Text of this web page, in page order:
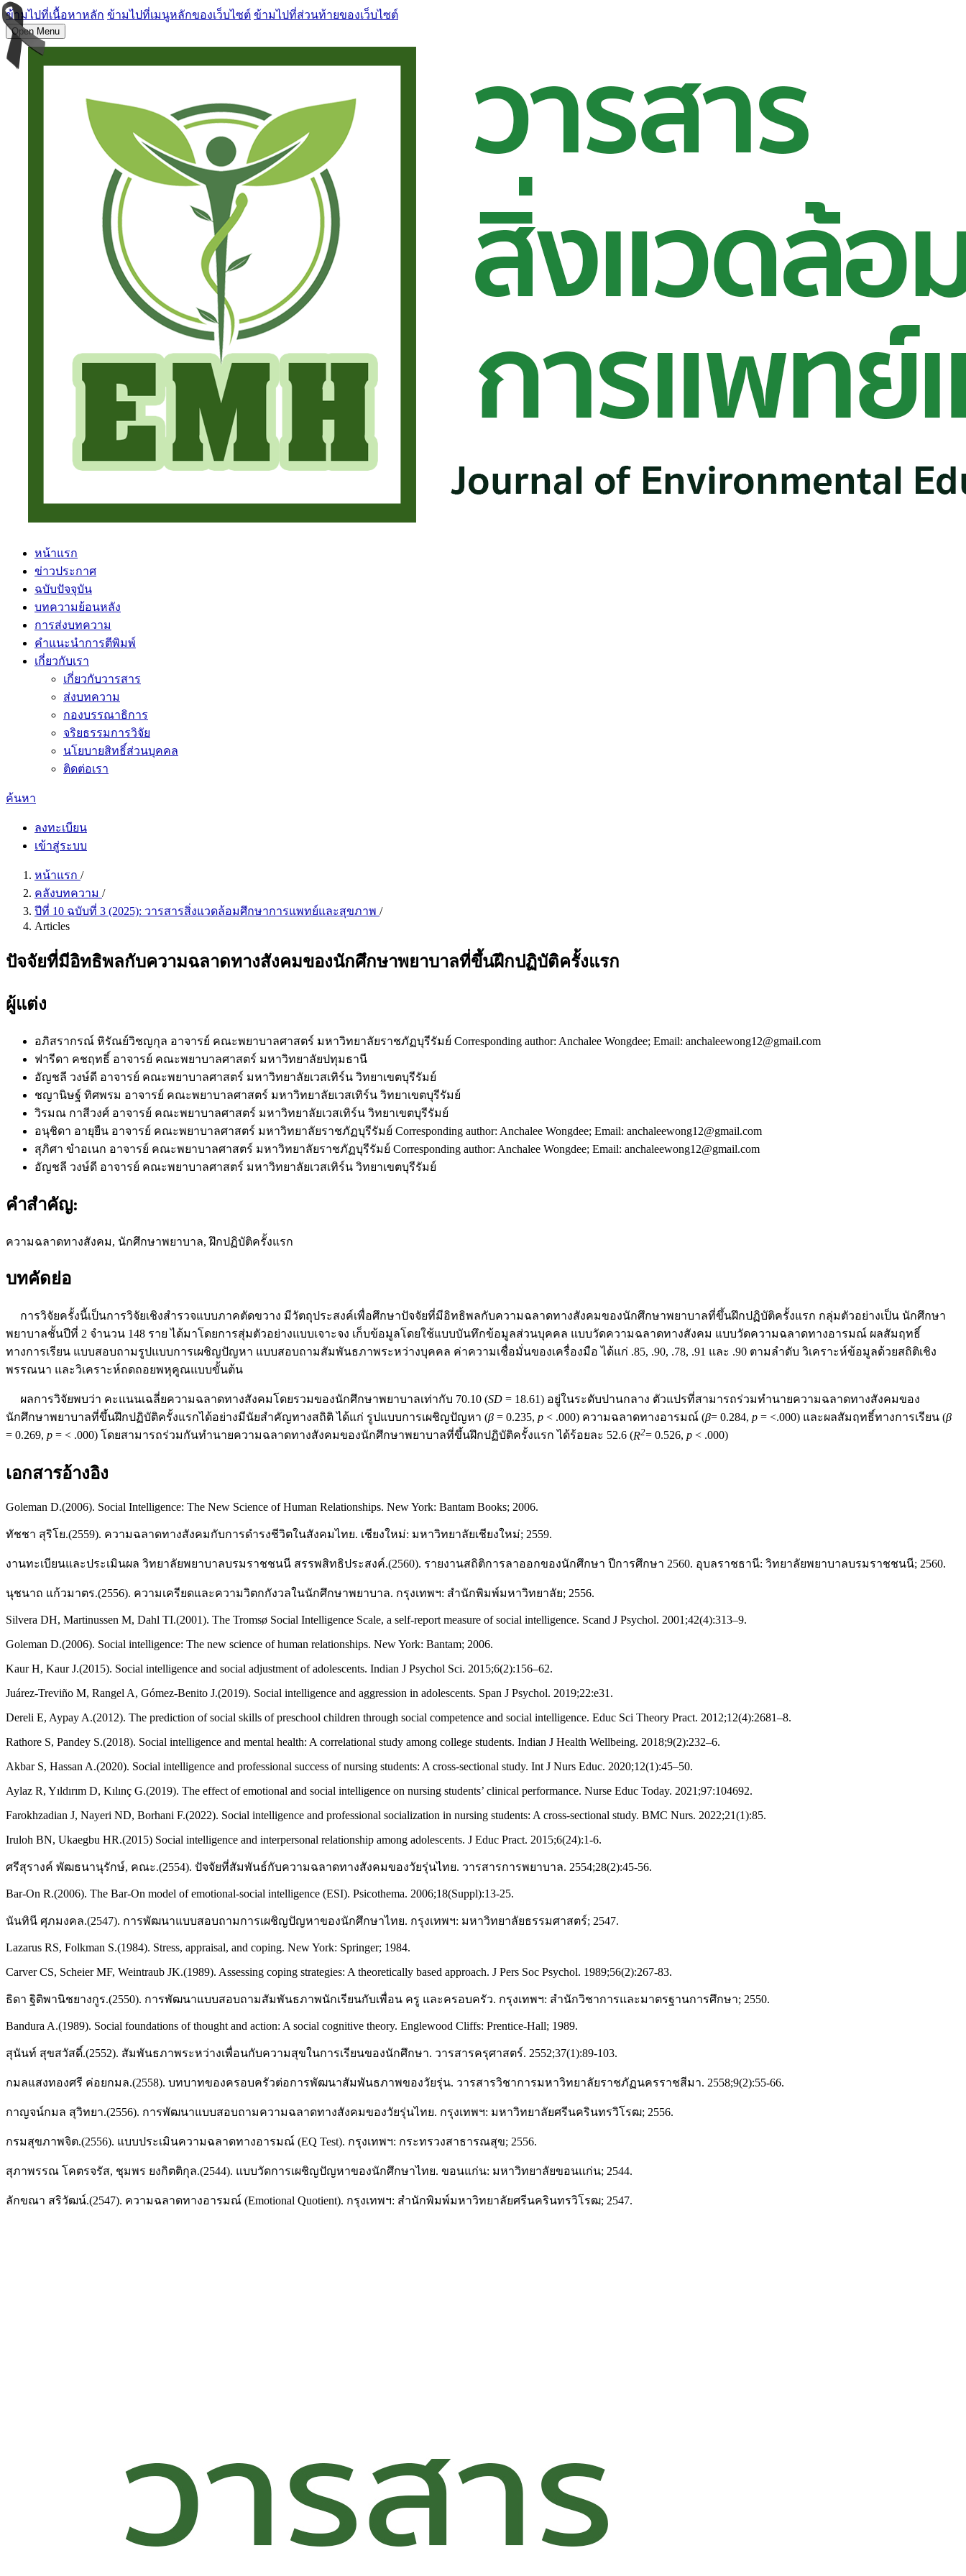
ข้ามไปที่เนื้อหาหลัก ข้ามไปที่เมนูหลักของเว็บไซต์ ข้ามไปที่ส่วนท้ายของเว็บไซต์
Open Menu
หน้าแรก
ข่าวประกาศ
ฉบับปัจจุบัน
บทความย้อนหลัง
การส่งบทความ
คำแนะนำการตีพิมพ์
เกี่ยวกับเรา
เกี่ยวกับวารสาร
ส่งบทความ
กองบรรณาธิการ
จริยธรรมการวิจัย
นโยบายสิทธิ์ส่วนบุคคล
ติดต่อเรา
ค้นหา
ลงทะเบียน
เข้าสู่ระบบ
หน้าแรก /
คลังบทความ /
ปีที่ 10 ฉบับที่ 3 (2025): วารสารสิ่งแวดล้อมศึกษาการแพทย์และสุขภาพ /
Articles
ปัจจัยที่มีอิทธิพลกับความฉลาดทางสังคมของนักศึกษาพยาบาลที่ขึ้นฝึกปฏิบัติครั้งแรก
ผู้แต่ง
อภิสรากรณ์ หิรัณย์วิชญกุล อาจารย์ คณะพยาบาลศาสตร์ มหาวิทยาลัยราชภัฏบุรีรัมย์ Corresponding author: Anchalee Wongdee; Email: anchaleewong12@gmail.com
ฟารีดา คชฤทธิ์ อาจารย์ คณะพยาบาลศาสตร์ มหาวิทยาลัยปทุมธานี
อัญชลี วงษ์ดี อาจารย์ คณะพยาบาลศาสตร์ มหาวิทยาลัยเวสเทิร์น วิทยาเขตบุรีรัมย์
ชญานิษฐ์ ทิศพรม อาจารย์ คณะพยาบาลศาสตร์ มหาวิทยาลัยเวสเทิร์น วิทยาเขตบุรีรัมย์
วิรมณ กาสีวงศ์ อาจารย์ คณะพยาบาลศาสตร์ มหาวิทยาลัยเวสเทิร์น วิทยาเขตบุรีรัมย์
อนุชิดา อายุยืน อาจารย์ คณะพยาบาลศาสตร์ มหาวิทยาลัยราชภัฏบุรีรัมย์ Corresponding author: Anchalee Wongdee; Email: anchaleewong12@gmail.com
สุภิศา ขำอเนก อาจารย์ คณะพยาบาลศาสตร์ มหาวิทยาลัยราชภัฏบุรีรัมย์ Corresponding author: Anchalee Wongdee; Email: anchaleewong12@gmail.com
อัญชลี วงษ์ดี อาจารย์ คณะพยาบาลศาสตร์ มหาวิทยาลัยเวสเทิร์น วิทยาเขตบุรีรัมย์
คำสำคัญ:
ความฉลาดทางสังคม, นักศึกษาพยาบาล, ฝึกปฏิบัติครั้งแรก
บทคัดย่อ
การวิจัยครั้งนี้เป็นการวิจัยเชิงสำรวจแบบภาคตัดขวาง มีวัตถุประสงค์เพื่อศึกษาปัจจัยที่มีอิทธิพลกับความฉลาดทางสังคมของนักศึกษาพยาบาลที่ขึ้นฝึกปฏิบัติครั้งแรก กลุ่มตัวอย่างเป็น นักศึกษา
พยาบาลชั้นปีที่ 2 จํานวน 148 ราย ได้มาโดยการสุ่มตัวอย่างแบบเจาะจง เก็บข้อมูลโดยใช้แบบบันทึกข้อมูลส่วนบุคคล แบบวัดความฉลาดทางสังคม แบบวัดความฉลาดทางอารมณ์ ผลสัมฤทธิ์
ทางการเรียน แบบสอบถามรูปแบบการเผชิญปัญหา แบบสอบถามสัมพันธภาพระหว่างบุคคล ค่าความเชื่อมั่นของเครื่องมือ ได้แก่ .85, .90, .78, .91 และ .90 ตามลําดับ วิเคราะห์ข้อมูลด้วยสถิติเชิง
พรรณนา และวิเคราะห์ถดถอยพหุคูณแบบขั้นต้น
ผลการวิจัยพบว่า คะแนนเฉลี่ยความฉลาดทางสังคมโดยรวมของนักศึกษาพยาบาลเท่ากับ 70.10 (SD = 18.61) อยู่ในระดับปานกลาง ตัวแปรที่สามารถร่วมทำนายความฉลาดทางสังคมของ
นักศึกษาพยาบาลที่ขึ้นฝึกปฏิบัติครั้งแรกได้อย่างมีนัยสำคัญทางสถิติ ได้แก่ รูปแบบการเผชิญปัญหา (β = 0.235, p < .000) ความฉลาดทางอารมณ์ (β= 0.284, p = <.000) และผลสัมฤทธิ์ทางการเรียน (β
= 0.269, p = < .000) โดยสามารถร่วมกันทำนายความฉลาดทางสังคมของนักศึกษาพยาบาลที่ขึ้นฝึกปฏิบัติครั้งแรก ได้ร้อยละ 52.6 (R2= 0.526, p < .000)
เอกสารอ้างอิง
Goleman D.(2006). Social Intelligence: The New Science of Human Relationships. New York: Bantam Books; 2006.
ทัชชา สุริโย.(2559). ความฉลาดทางสังคมกับการดำรงชีวิตในสังคมไทย. เชียงใหม่: มหาวิทยาลัยเชียงใหม่; 2559.
งานทะเบียนและประเมินผล วิทยาลัยพยาบาลบรมราชชนนี สรรพสิทธิประสงค์.(2560). รายงานสถิติการลาออกของนักศึกษา ปีการศึกษา 2560. อุบลราชธานี: วิทยาลัยพยาบาลบรมราชชนนี; 2560.
นุชนาถ แก้วมาตร.(2556). ความเครียดและความวิตกกังวลในนักศึกษาพยาบาล. กรุงเทพฯ: สำนักพิมพ์มหาวิทยาลัย; 2556.
Silvera DH, Martinussen M, Dahl TI.(2001). The Tromsø Social Intelligence Scale, a self‐report measure of social intelligence. Scand J Psychol. 2001;42(4):313–9.
Goleman D.(2006). Social intelligence: The new science of human relationships. New York: Bantam; 2006.
Kaur H, Kaur J.(2015). Social intelligence and social adjustment of adolescents. Indian J Psychol Sci. 2015;6(2):156–62.
Juárez-Treviño M, Rangel A, Gómez-Benito J.(2019). Social intelligence and aggression in adolescents. Span J Psychol. 2019;22:e31.
Dereli E, Aypay A.(2012). The prediction of social skills of preschool children through social competence and social intelligence. Educ Sci Theory Pract. 2012;12(4):2681–8.
Rathore S, Pandey S.(2018). Social intelligence and mental health: A correlational study among college students. Indian J Health Wellbeing. 2018;9(2):232–6.
Akbar S, Hassan A.(2020). Social intelligence and professional success of nursing students: A cross-sectional study. Int J Nurs Educ. 2020;12(1):45–50.
Aylaz R, Yıldırım D, Kılınç G.(2019). The effect of emotional and social intelligence on nursing students’ clinical performance. Nurse Educ Today. 2021;97:104692.
Farokhzadian J, Nayeri ND, Borhani F.(2022). Social intelligence and professional socialization in nursing students: A cross-sectional study. BMC Nurs. 2022;21(1):85.
Iruloh BN, Ukaegbu HR.(2015) Social intelligence and interpersonal relationship among adolescents. J Educ Pract. 2015;6(24):1-6.
ศรีสุรางค์ พัฒธนานุรักษ์, คณะ.(2554). ปัจจัยที่สัมพันธ์กับความฉลาดทางสังคมของวัยรุ่นไทย. วารสารการพยาบาล. 2554;28(2):45-56.
Bar-On R.(2006). The Bar-On model of emotional-social intelligence (ESI). Psicothema. 2006;18(Suppl):13-25.
นันทินี ศุภมงคล.(2547). การพัฒนาแบบสอบถามการเผชิญปัญหาของนักศึกษาไทย. กรุงเทพฯ: มหาวิทยาลัยธรรมศาสตร์; 2547.
Lazarus RS, Folkman S.(1984). Stress, appraisal, and coping. New York: Springer; 1984.
Carver CS, Scheier MF, Weintraub JK.(1989). Assessing coping strategies: A theoretically based approach. J Pers Soc Psychol. 1989;56(2):267-83.
ธิดา ฐิติพานิชยางกูร.(2550). การพัฒนาแบบสอบถามสัมพันธภาพนักเรียนกับเพื่อน ครู และครอบครัว. กรุงเทพฯ: สำนักวิชาการและมาตรฐานการศึกษา; 2550.
Bandura A.(1989). Social foundations of thought and action: A social cognitive theory. Englewood Cliffs: Prentice-Hall; 1989.
สุนันท์ สุขสวัสดิ์.(2552). สัมพันธภาพระหว่างเพื่อนกับความสุขในการเรียนของนักศึกษา. วารสารครุศาสตร์. 2552;37(1):89-103.
กมลแสงทองศรี ค่อยกมล.(2558). บทบาทของครอบครัวต่อการพัฒนาสัมพันธภาพของวัยรุ่น. วารสารวิชาการมหาวิทยาลัยราชภัฏนครราชสีมา. 2558;9(2):55-66.
กาญจน์กมล สุวิทยา.(2556). การพัฒนาแบบสอบถามความฉลาดทางสังคมของวัยรุ่นไทย. กรุงเทพฯ: มหาวิทยาลัยศรีนครินทรวิโรฒ; 2556.
กรมสุขภาพจิต.(2556). แบบประเมินความฉลาดทางอารมณ์ (EQ Test). กรุงเทพฯ: กระทรวงสาธารณสุข; 2556.
สุภาพรรณ โคตรจรัส, ชุมพร ยงกิตติกุล.(2544). แบบวัดการเผชิญปัญหาของนักศึกษาไทย. ขอนแก่น: มหาวิทยาลัยขอนแก่น; 2544.
ลักขณา สริวัฒน์.(2547). ความฉลาดทางอารมณ์ (Emotional Quotient). กรุงเทพฯ: สำนักพิมพ์มหาวิทยาลัยศรีนครินทรวิโรฒ; 2547.